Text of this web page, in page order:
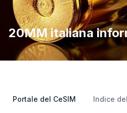
20MM italiana
Portale del CeSIM Indice